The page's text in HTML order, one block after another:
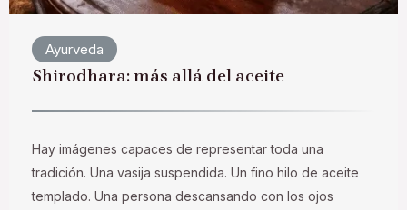
Ayurveda
Shirodhara: más allá del aceite
Hay imágenes capaces de representar toda una
tradición. Una vasija suspendida. Un fino hilo de aceite
templado. Una persona descansando con los ojos